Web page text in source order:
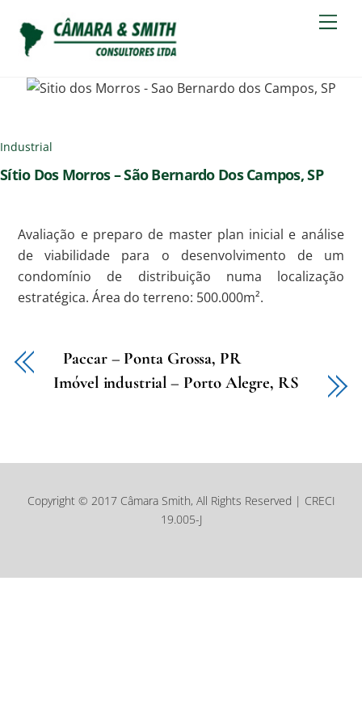
content
Industrial
Sítio Dos Morros – São Bernardo Dos Campos, SP
Avaliação e preparo de master plan inicial e análise
de viabilidade para o desenvolvimento de um
condomínio de distribuição numa localização
estratégica. Área do terreno: 500.000m².
Paccar – Ponta Grossa, PR
Imóvel industrial – Porto Alegre, RS
Copyright © 2017 Câmara Smith, All Rights Reserved | CRECI
19.005-J